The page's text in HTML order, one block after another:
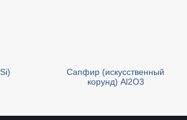
Сапфир (искусственный
корунд) Al2O3